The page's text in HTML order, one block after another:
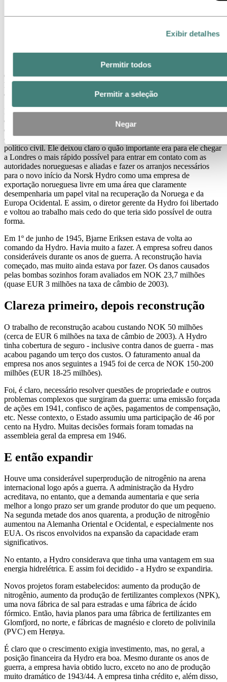
Exibir detalhes
Permitir todos
Permitir a seleção
Negar
O tempo que Eriksen passou como prisioneiro é descrito em um
livro de Kristian Anker Olsen, que foi publicado dez anos depois em
conexão com o 50º aniversário da Hydro:
Havia um campo de oficiais americanos bem ao lado do campo para
oficiais noruegueses. Dada a capacidade dos americanos de
distinguir entre o importante e o não importante, não foi difícil para
o diretor gerente Eriksen convencê-los de que ele era um prisioneiro
político civil. Ele deixou claro o quão importante era para ele chegar
a Londres o mais rápido possível para entrar em contato com as
autoridades norueguesas e aliadas e fazer os arranjos necessários
para o novo início da Norsk Hydro como uma empresa de
exportação norueguesa livre em uma área que claramente
desempenharia um papel vital na recuperação da Noruega e da
Europa Ocidental. E assim, o diretor gerente da Hydro foi libertado
e voltou ao trabalho mais cedo do que teria sido possível de outra
forma.
Em 1º de junho de 1945, Bjarne Eriksen estava de volta ao
comando da Hydro. Havia muito a fazer. A empresa sofreu danos
consideráveis durante os anos de guerra. A reconstrução havia
começado, mas muito ainda estava por fazer. Os danos causados
pelas bombas sozinhos foram avaliados em NOK 23,7 milhões
(quase EUR 3 milhões na taxa de câmbio de 2003).
Clareza primeiro, depois reconstrução
O trabalho de reconstrução acabou custando NOK 50 milhões
(cerca de EUR 6 milhões na taxa de câmbio de 2003). A Hydro
tinha cobertura de seguro - inclusive contra danos de guerra - mas
acabou pagando um terço dos custos. O faturamento anual da
empresa nos anos seguintes a 1945 foi de cerca de NOK 150-200
milhões (EUR 18-25 milhões).
Foi, é claro, necessário resolver questões de propriedade e outros
problemas complexos que surgiram da guerra: uma emissão forçada
de ações em 1941, confisco de ações, pagamentos de compensação,
etc. Nesse contexto, o Estado assumiu uma participação de 46 por
cento na Hydro. Muitas decisões formais foram tomadas na
assembleia geral da empresa em 1946.
E então expandir
Houve uma considerável superprodução de nitrogênio na arena
internacional logo após a guerra. A administração da Hydro
acreditava, no entanto, que a demanda aumentaria e que seria
melhor a longo prazo ser um grande produtor do que um pequeno.
Na segunda metade dos anos quarenta, a produção de nitrogênio
aumentou na Alemanha Oriental e Ocidental, e especialmente nos
EUA. Os riscos envolvidos na expansão da capacidade eram
significativos.
No entanto, a Hydro considerava que tinha uma vantagem em sua
energia hidrelétrica. E assim foi decidido - a Hydro se expandiria.
Novos projetos foram estabelecidos: aumento da produção de
nitrogênio, aumento da produção de fertilizantes complexos (NPK),
uma nova fábrica de sal para estradas e uma fábrica de ácido
fórmico. Então, havia planos para uma fábrica de fertilizantes em
Glomfjord, no norte, e fábricas de magnésio e cloreto de polivinila
(PVC) em Herøya.
É claro que o crescimento exigia investimento, mas, no geral, a
posição financeira da Hydro era boa. Mesmo durante os anos de
guerra, a empresa havia obtido lucro, exceto no ano de produção
muito dramático de 1943/44. A empresa tinha crédito e, além disso,